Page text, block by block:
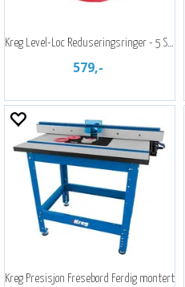
Kreg Level-Loc Reduseringsringer - 5 Stk
579,-
Kreg Presisjon Fresebord Ferdig montert